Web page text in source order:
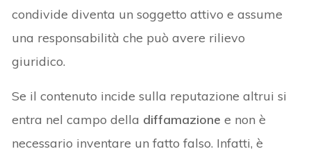
condivide diventa un soggetto attivo e assume
una responsabilità che può avere rilievo
giuridico.
Se il contenuto incide sulla reputazione altrui si
entra nel campo della diffamazione e non è
necessario inventare un fatto falso. Infatti, è